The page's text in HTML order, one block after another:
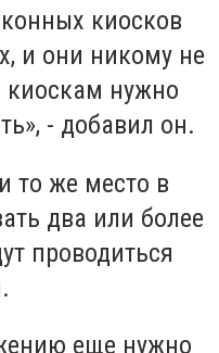
киосков
и они никому не
нужно
- добавил он.
то же место в
два или более
проводиться
еще нужно